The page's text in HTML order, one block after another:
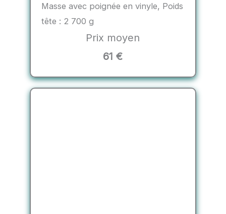
Masse avec poignée en vinyle, Poids
tête : 2 700 g
Prix moyen
61 €